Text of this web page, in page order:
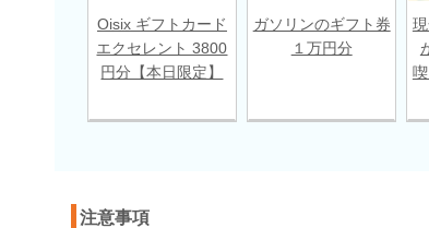
Oisix ギフトカード
エクセレント 3800
円分【本日限定】
ガソリンのギフト券
１万円分
注意事項